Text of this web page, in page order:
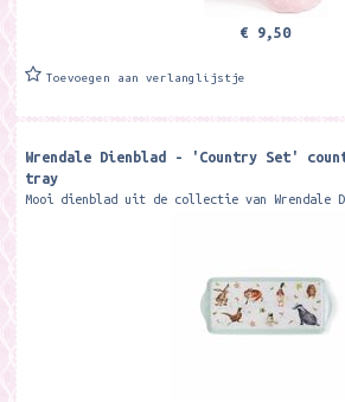
€ 9,50
Toevoegen aan verlanglijstje
Wrendale Dienblad - 'Country Set'
tray
Mooi dienblad uit de collectie van Wrendale